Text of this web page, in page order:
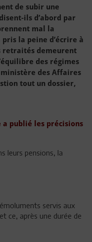
de subir une
ils d’abord par
mal la
la peine d’écrire à
retraités demeurent
des régimes
ministère des Affaires
tout un dossier,
a publié les précisions
leurs pensions, la
servis aux
ce, après une durée de